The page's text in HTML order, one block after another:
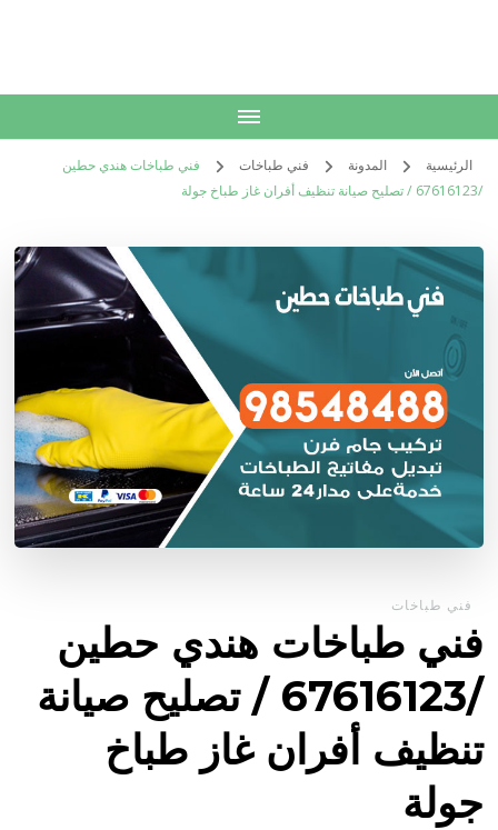
الرئيسية المدونة فني طباخات
فني طباخات هندي حطين
/67616123 / تصليح صيانة تنظيف أفران غاز طباخ جولة
فني طباخات
فني طباخات هندي حطين
/67616123 / تصليح صيانة
تنظيف أفران غاز طباخ
جولة